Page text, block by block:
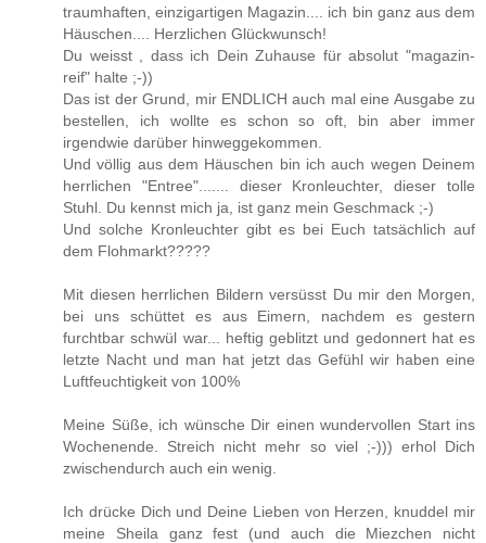
traumhaften, einzigartigen Magazin.... ich bin ganz aus dem
Häuschen.... Herzlichen Glückwunsch!
Du weisst , dass ich Dein Zuhause für absolut "magazin-
reif" halte ;-))
Das ist der Grund, mir ENDLICH auch mal eine Ausgabe zu
bestellen, ich wollte es schon so oft, bin aber immer
irgendwie darüber hinweggekommen.
Und völlig aus dem Häuschen bin ich auch wegen Deinem
herrlichen "Entree"....... dieser Kronleuchter, dieser tolle
Stuhl. Du kennst mich ja, ist ganz mein Geschmack ;-)
Und solche Kronleuchter gibt es bei Euch tatsächlich auf
dem Flohmarkt?????
Mit diesen herrlichen Bildern versüsst Du mir den Morgen,
bei uns schüttet es aus Eimern, nachdem es gestern
furchtbar schwül war... heftig geblitzt und gedonnert hat es
letzte Nacht und man hat jetzt das Gefühl wir haben eine
Luftfeuchtigkeit von 100%
Meine Süße, ich wünsche Dir einen wundervollen Start ins
Wochenende. Streich nicht mehr so viel ;-))) erhol Dich
zwischendurch auch ein wenig.
Ich drücke Dich und Deine Lieben von Herzen, knuddel mir
meine Sheila ganz fest (und auch die Miezchen nicht